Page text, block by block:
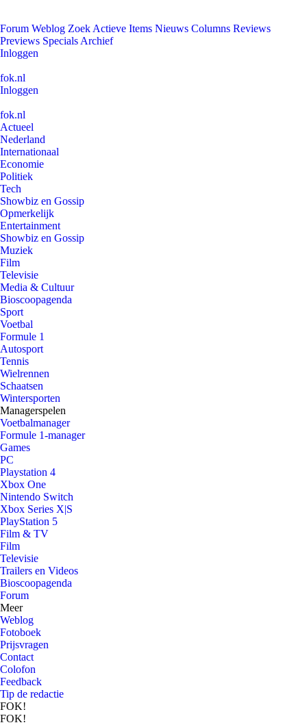
Forum Weblog Zoek Actieve Items Nieuws Columns Reviews
Previews Specials Archief
Inloggen
fok.nl
Inloggen
fok.nl
Actueel
Nederland
Internationaal
Economie
Politiek
Tech
Showbiz en Gossip
Opmerkelijk
Entertainment
Showbiz en Gossip
Muziek
Film
Televisie
Media & Cultuur
Bioscoopagenda
Sport
Voetbal
Formule 1
Autosport
Tennis
Wielrennen
Schaatsen
Wintersporten
Managerspelen
Voetbalmanager
Formule 1-manager
Games
PC
Playstation 4
Xbox One
Nintendo Switch
Xbox Series X|S
PlayStation 5
Film & TV
Film
Televisie
Trailers en Videos
Bioscoopagenda
Forum
Meer
Weblog
Fotoboek
Prijsvragen
Contact
Colofon
Feedback
Tip de redactie
FOK!
FOK!